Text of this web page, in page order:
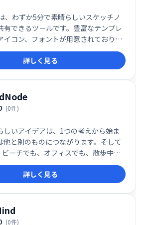
わずか5分で素晴らしいスケッチノ
有できるツールです。豊富なテンプレ
イコン、フォントが用意されており、
を作成できます。アイデアの可視
などに最適です。
詳しく見る
(0件)
しいアイデアは、1つの考えから始ま
他と別のものにつながります。そして
ーチでも、オフィスでも、散歩中で
を使用すると、すべての考えをキャプ
アの明確な画像に変えることができ
詳しく見る
(0件)